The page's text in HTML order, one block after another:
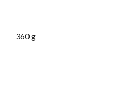
360 g